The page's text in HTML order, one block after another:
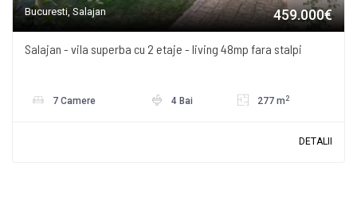
Bucuresti, Salajan 459.000€
Salajan - vila superba cu 2 etaje - living 48mp fara stalpi
7 Camere 4 Bai 277 m 2
DETALII